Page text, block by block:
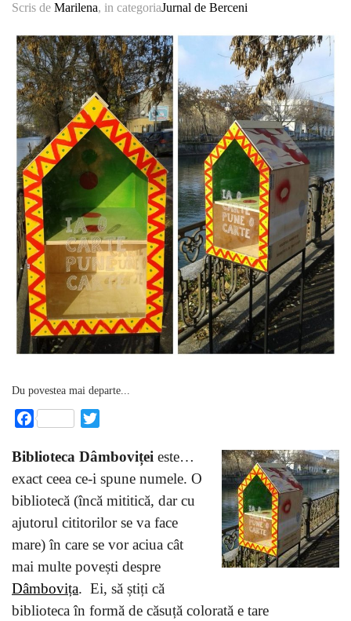
Scris de Marilena, in categoriaJurnal de Berceni
Du povestea mai departe...
Facebook
Biblioteca Dâmboviței este…
exact ceea ce-i spune numele. O
bibliotecă (încă mititică, dar cu
ajutorul cititorilor se va face
mare) în care se vor aciua cât
mai multe povești despre
Dâmbovița. Ei, să știți că
biblioteca în formă de căsuță colorată e tare